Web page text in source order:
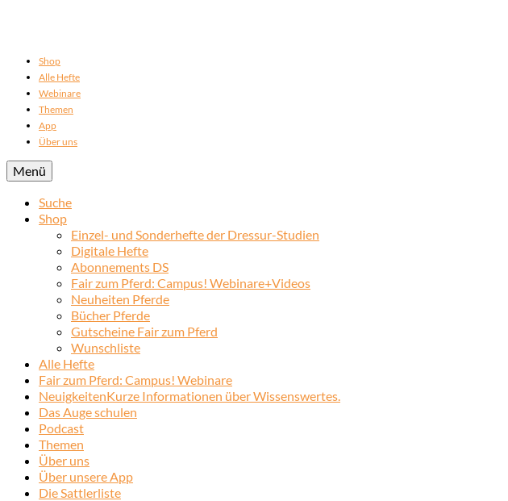
Shop
Alle Hefte
Webinare
Themen
App
Über uns
Menü
Suche
Shop
Einzel- und Sonderhefte der Dressur-Studien
Digitale Hefte
Abonnements DS
Fair zum Pferd: Campus! Webinare+Videos
Neuheiten Pferde
Bücher Pferde
Gutscheine Fair zum Pferd
Wunschliste
Alle Hefte
Fair zum Pferd: Campus! Webinare
NeuigkeitenKurze Informationen über Wissenswertes.
Das Auge schulen
Podcast
Themen
Über uns
Über unsere App
Die Sattlerliste